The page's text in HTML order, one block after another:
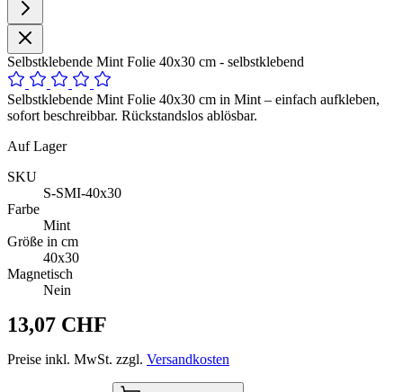
Selbstklebende Mint Folie 40x30 cm - selbstklebend
Selbstklebende Mint Folie 40x30 cm in Mint – einfach aufkleben,
sofort beschreibbar. Rückstandslos ablösbar.
Auf Lager
SKU
S-SMI-40x30
Farbe
Mint
Größe in cm
40x30
Magnetisch
Nein
13,07 CHF
Preise inkl. MwSt. zzgl. Versandkosten